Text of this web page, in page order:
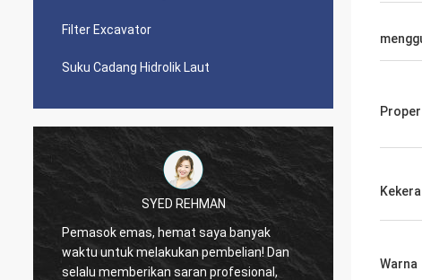
Filter Excavator
Suku Cadang Hidrolik Laut
REHMAN
hemat saya banyak
pembelian! Dan
saran profesional,
Mutakilwa Wilson africa
Pelanggan lama, semuanya masih
biasa, Produk agensi adalah 100%
kinerja biaya luar biasa. Pengiriman cepat
Warna